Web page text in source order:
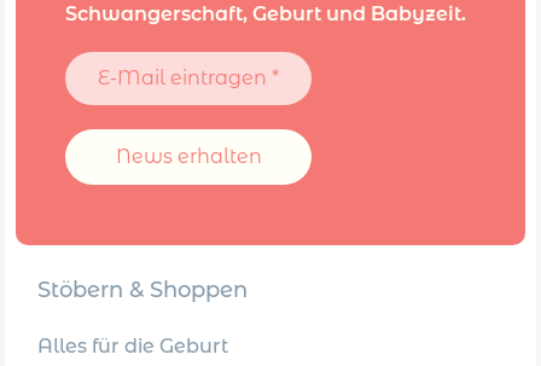
Schwangerschaft, Geburt und Babyzeit.
E-
Mail
*
Stöbern & Shoppen
Alles für die Geburt